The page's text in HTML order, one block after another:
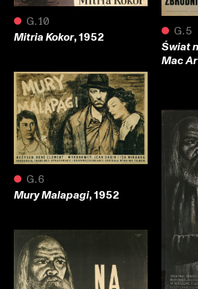
● G.5
Świat
Mac
● G.10
Mitria Kokor, 1952
● G.6
Mury Malapagi, 1952